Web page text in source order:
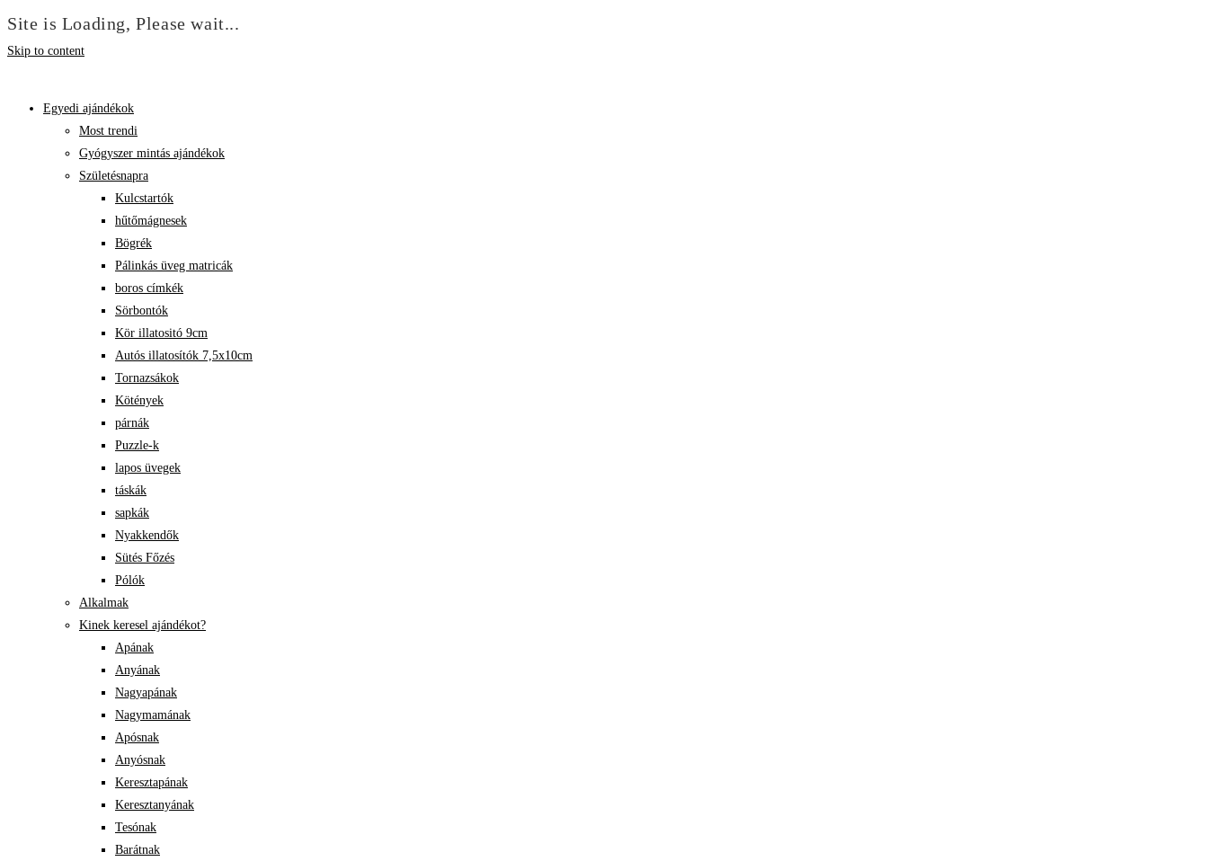
Site is Loading, Please wait...
Skip to content
Egyedi ajándékok
Most trendi
Gyógyszer mintás ajándékok
Születésnapra
Kulcstartók
hűtőmágnesek
Bögrék
Pálinkás üveg matricák
boros címkék
Sörbontók
Kör illatositó 9cm
Autós illatosítók 7,5x10cm
Tornazsákok
Kötények
párnák
Puzzle-k
lapos üvegek
táskák
sapkák
Nyakkendők
Sütés Főzés
Pólók
Alkalmak
Kinek keresel ajándékot?
Apának
Anyának
Nagyapának
Nagymamának
Apósnak
Anyósnak
Keresztapának
Keresztanyának
Tesónak
Barátnak